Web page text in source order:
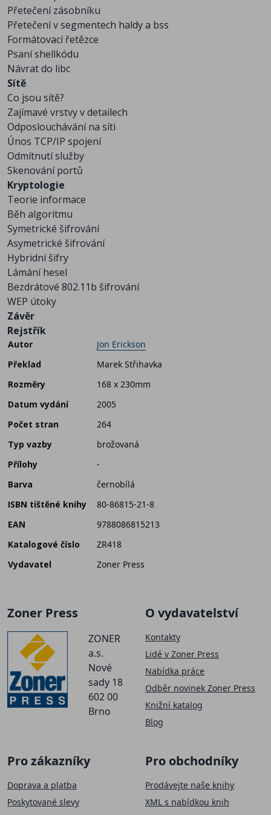
Přetečení zásobníku
Přetečení v segmentech haldy a bss
Formátovací řetězce
Psaní shellkódu
Návrat do libc
Sítě
Co jsou sítě?
Zajímavé vrstvy v detailech
Odposlouchávání na síti
Únos TCP/IP spojení
Odmítnutí služby
Skenování portů
Kryptologie
Teorie informace
Běh algoritmu
Symetrické šifrování
Asymetrické šifrování
Hybridní šifry
Lámání hesel
Bezdrátové 802.11b šifrování
WEP útoky
Závěr
Rejstřík
Autor
Jon Erickson
Překlad
Marek Střihavka
Rozměry
168 x 230mm
Datum vydání
2005
Počet stran
264
Typ vazby
brožovaná
Přílohy
-
Barva
černobílá
ISBN tištěné knihy
80-86815-21-8
EAN
9788086815213
Katalogové číslo
ZR418
Vydavatel
Zoner Press
Zoner Press
ZONER
a.s.
Nové
sady 18
602 00
Brno
O vydavatelství
Kontakty
Lidé v Zoner Press
Nabídka práce
Odběr novinek Zoner Press
Knižní katalog
Blog
Pro zákazníky
Doprava a platba
Poskytované slevy
Pro obchodníky
Prodávejte naše knihy
XML s nabídkou knih